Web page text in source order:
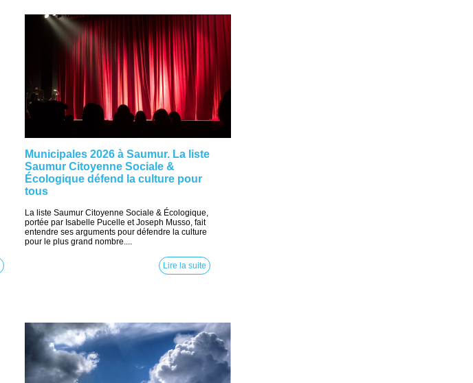
Municipales 2026 à Saumur. La liste
Saumur Citoyenne Sociale &
Écologique défend la culture pour
tous
La liste Saumur Citoyenne Sociale & Écologique,
portée par Isabelle Pucelle et Joseph Musso, fait
entendre ses arguments pour défendre la culture
pour le plus grand nombre....
Lire la suite